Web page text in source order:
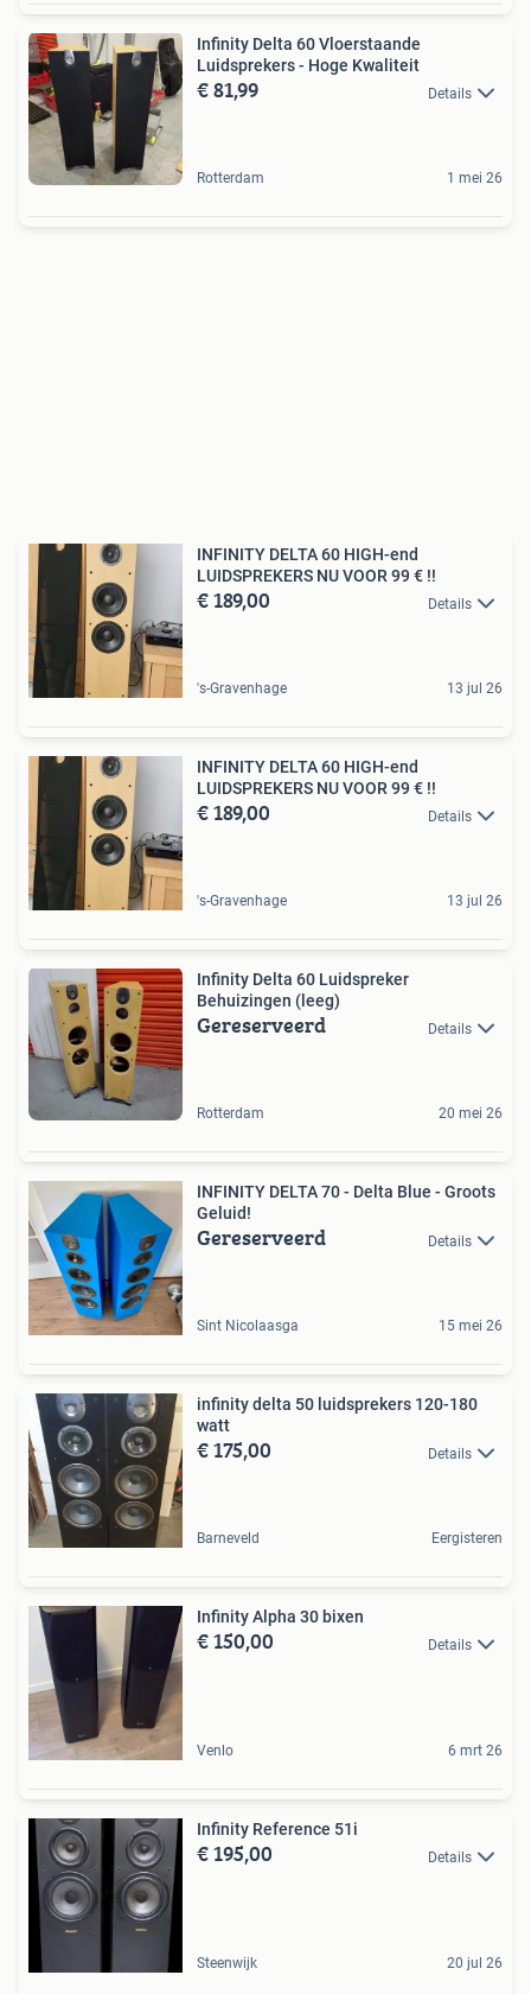
Infinity Delta 60 Vloerstaande
Luidsprekers - Hoge Kwaliteit
€ 81,99 Details
Rotterdam 1 mei 26
INFINITY DELTA 60 HIGH-end
LUIDSPREKERS NU VOOR 99 € !!
€ 189,00 Details
's-Gravenhage 13 jul 26
INFINITY DELTA 60 HIGH-end
LUIDSPREKERS NU VOOR 99 € !!
€ 189,00 Details
's-Gravenhage 13 jul 26
Infinity Delta 60 Luidspreker
Behuizingen (leeg)
Gereserveerd Details
Rotterdam 20 mei 26
INFINITY DELTA 70 - Delta Blue - Groots
Geluid!
Gereserveerd Details
Sint Nicolaasga 15 mei 26
infinity delta 50 luidsprekers 120-180
watt
€ 175,00 Details
Barneveld Eergisteren
Infinity Alpha 30 bixen
€ 150,00 Details
Venlo 6 mrt 26
Infinity Reference 51i
€ 195,00 Details
Steenwijk 20 jul 26